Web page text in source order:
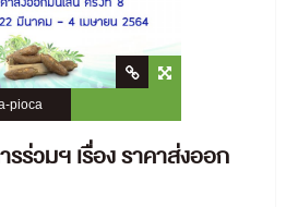
pioca
0 Comment
ร่วมฯ เรื่อง ราคาส่งออก